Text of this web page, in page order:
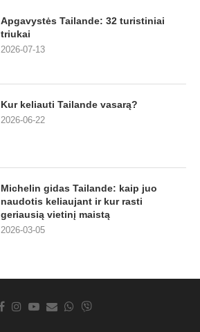
Apgavystės Tailande: 32 turistiniai
triukai
2026-07-13
Kur keliauti Tailande vasarą?
2026-06-22
Michelin gidas Tailande: kaip juo
naudotis keliaujant ir kur rasti
geriausią vietinį maistą
2026-03-05